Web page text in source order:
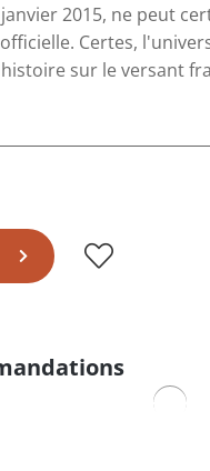
2015, ne peut
Certes,
sur le versant